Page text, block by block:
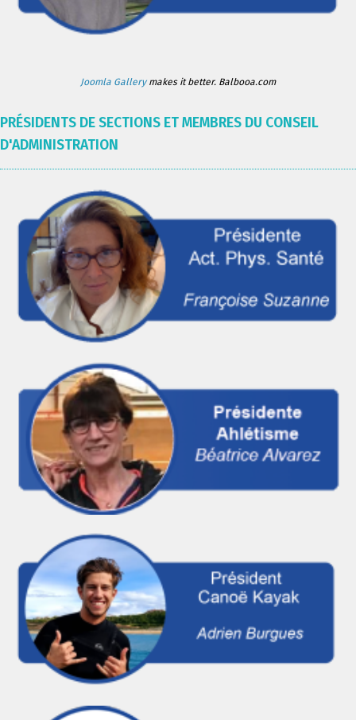
Joomla Gallerymakes it better. Balbooa.com
PRÉSIDENTS DE SECTIONS ET MEMBRES DU CONSEIL
D'ADMINISTRATION